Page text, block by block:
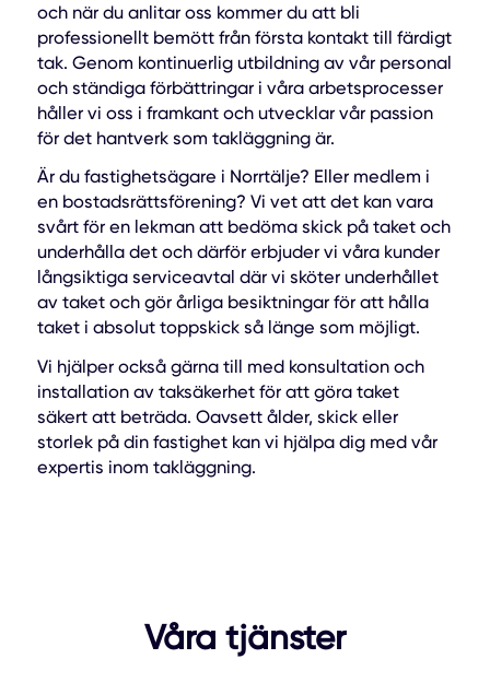
och när du anlitar oss kommer du att bli
professionellt bemött från första kontakt till färdigt
tak. Genom kontinuerlig utbildning av vår personal
och ständiga förbättringar i våra arbetsprocesser
håller vi oss i framkant och utvecklar vår passion
för det hantverk som takläggning är.
Är du fastighetsägare i Norrtälje? Eller medlem i
en bostadsrättsförening? Vi vet att det kan vara
svårt för en lekman att bedöma skick på taket och
underhålla det och därför erbjuder vi våra kunder
långsiktiga serviceavtal där vi sköter underhållet
av taket och gör årliga besiktningar för att hålla
taket i absolut toppskick så länge som möjligt.
Vi hjälper också gärna till med konsultation och
installation av taksäkerhet för att göra taket
säkert att beträda. Oavsett ålder, skick eller
storlek på din fastighet kan vi hjälpa dig med vår
expertis inom takläggning.
Våra tjänster